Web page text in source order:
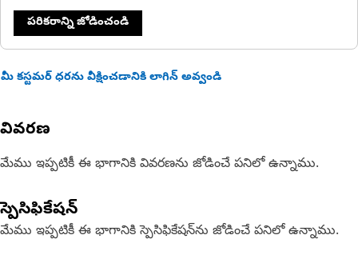
పరికరాన్ని జోడించండి
మీ కస్టమర్ ధరను వీక్షించడానికి లాగిన్ అవ్వండి
వివరణ
మేము ఇప్పటికీ ఈ భాగానికి వివరణను జోడించే పనిలో ఉన్నాము.
స్పెసిఫికేషన్
మేము ఇప్పటికీ ఈ భాగానికి స్పెసిఫికేషన్‌ను జోడించే పనిలో ఉన్నాము.